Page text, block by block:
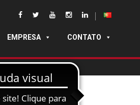
EMPRESA CONTATO